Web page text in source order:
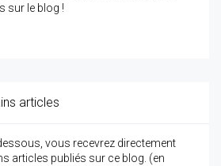
sur le blog !
articles
vous recevrez directement
articles publiés sur ce blog. (en